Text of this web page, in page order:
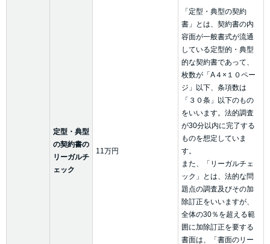
定型・典型
の契約書の
リーガルチ
ェック
11万円
「定型・典型の契約
書」とは、契約書の内
容面が一般書式が流通
している定型的・典型
的な契約書であって、
枚数が「A４×１０ペー
ジ」以下、条項数は
「３０条」以下のもの
をいいます。法的調査
が30分以内に完了する
ものを想定していま
す。
また、「リーガルチェ
ック」とは、法的な問
題点の調査及びその加
除訂正をいいますが、
全体の30％を超える範
囲に加除訂正を要する
書面は、「書面のリー